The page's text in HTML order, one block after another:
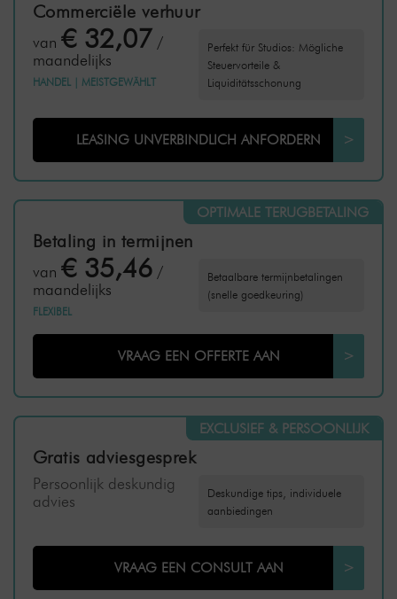
Commerciële verhuur
Perfekt für Studios: Mögliche
Steuervorteile &
Liquiditätsschonung
van € 32,07 /
maandelijks
HANDEL MEISTGEWÄHLT
LEASING UNVERBINDLICH ANFORDERN >
OPTIMALE TERUGBETALING
Betaling in termijnen
Betaalbare termijnbetalingen
(snelle goedkeuring)
van € 35,46 /
maandelijks
FLEXIBEL
VRAAG EEN OFFERTE AAN >
EXCLUSIEF & PERSOONLIJK
Gratis adviesgesprek
Deskundige tips, individuele
aanbiedingen
Persoonlijk deskundig
advies
VRAAG EEN CONSULT AAN >